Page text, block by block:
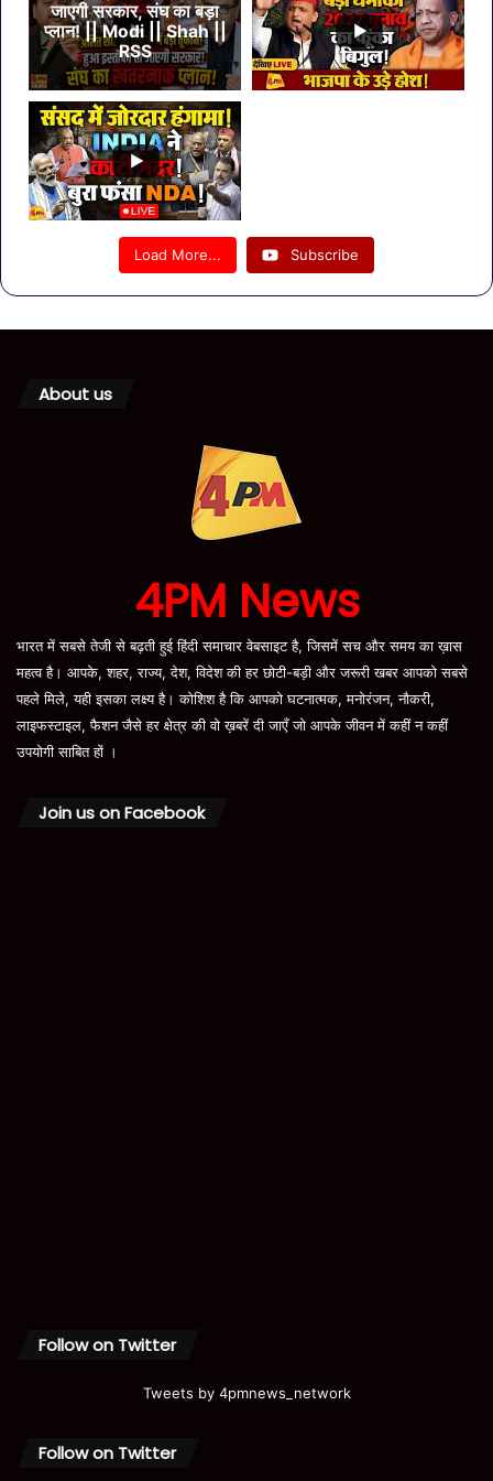
जाएगी सरकार, संघ का बड़ा
प्लान! || Modi || Shah ||
RSS
Load More... Subscribe
About us
4PM News
भारत में सबसे तेजी से बढ़ती हुई हिंदी समाचार वेबसाइट है, जिसमें सच और समय का ख़ास
महत्व है। आपके, शहर, राज्य, देश, विदेश की हर छोटी-बड़ी और जरूरी खबर आपको सबसे
पहले मिले, यही इसका लक्ष्य है। कोशिश है कि आपको घटनात्मक, मनोरंजन, नौकरी,
लाइफस्टाइल, फैशन जैसे हर क्षेत्र की वो ख़बरें दी जाएँ जो आपके जीवन में कहीं न कहीं
उपयोगी साबित हों ।
Join us on Facebook
Follow on Twitter
Tweets by 4pmnews_network
Follow on Twitter